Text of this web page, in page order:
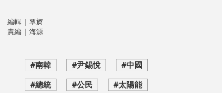
編輯 | 覃旖
責編 | 海源
#南韓 #尹錫悅
#中國
#總統
#公民 #太陽能